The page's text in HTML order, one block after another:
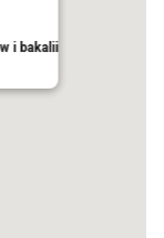
i bakalii